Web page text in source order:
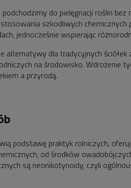
do pielęgnacji roślin
szkodliwych
jednocześnie wspierając
alternatywy dla tradycyjnych
na środowisko.
a przyrodą.
podstawę praktyk rolniczych,
od środków
są neonikotynoidy, czyli